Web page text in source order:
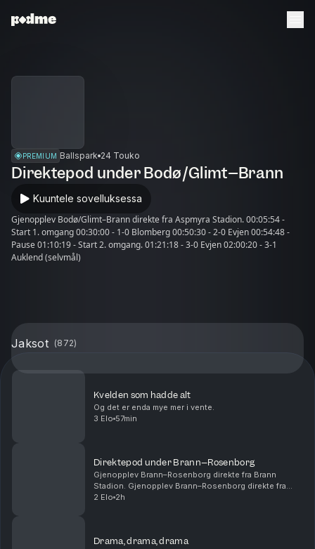
PREMIUM Ballspark 24 Touko
Direktepod under Bodø/Glimt–Brann
Kuuntele sovelluksessa
Gjenopplev Bodø/Glimt–Brann direkte fra Aspmyra Stadion. 00:05:54 -
Start 1. omgang 00:30:00 - 1-0 Blomberg 00:50:30 - 2-0 Evjen 00:54:48 -
Pause 01:10:19 - Start 2. omgang. 01:21:18 - 3-0 Evjen 02:00:20 - 3-1
Auklend (selvmål)
Jaksot (872)
Kvelden som hadde alt
Og det er enda mye mer i vente.
3 Elo 57min
Direktepod under Brann–Rosenborg
Gjenopplev Brann–Rosenborg direkte fra Brann
Stadion. Gjenopplev Brann–Rosenborg direkte fra
Brann Stadion. 00:14:54 - Start 1. omgang 00:28:15 -
2 Elo 2h
Drama, drama, drama